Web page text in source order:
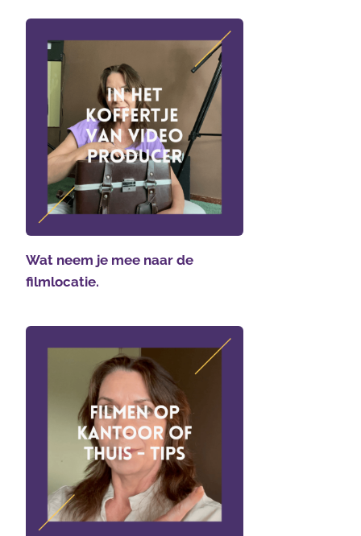
Wat neem je mee naar de
filmlocatie.